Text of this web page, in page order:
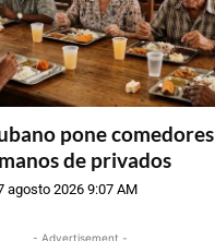
pone comedores
de privados
agosto 2026 9:07 AM
- Advertisement -